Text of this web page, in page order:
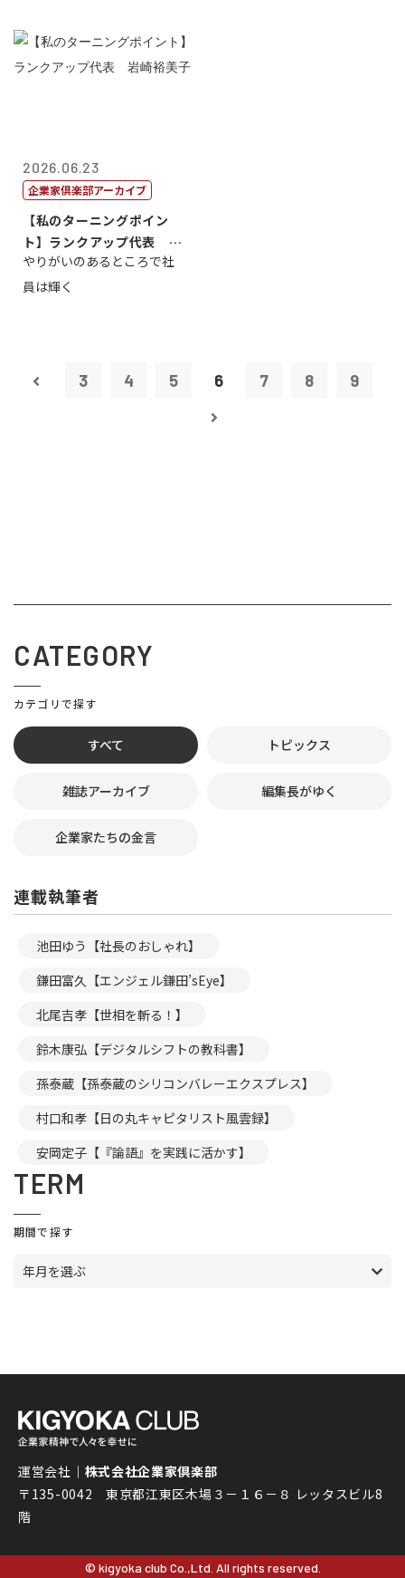
2026.06.23
企業家倶楽部アーカイブ
【私のターニングポイン
ト】ランクアップ代表 岩
崎裕美子
やりがいのあるところで社
員は輝く
3 4 5 6 7 8 9
CATEGORY
カテゴリで探す
すべて トピックス
雑誌アーカイブ 編集長がゆく
企業家たちの金言
連載執筆者
池田ゆう【社長のおしゃれ】
鎌田富久【エンジェル鎌田’sEye】
北尾吉孝【世相を斬る！】
鈴木康弘【デジタルシフトの教科書】
孫泰蔵【孫泰蔵のシリコンバレーエクスプレス】
村口和孝【日の丸キャピタリスト風雲録】
安岡定子【『論語』を実践に活かす】
TERM
期間で探す
年月を選ぶ
運営会社｜ 株式会社企業家倶楽部
〒135-0042 東京都江東区木場３－１６－８ レッタスビル8
階
© kigyoka club Co.,Ltd. All rights reserved.